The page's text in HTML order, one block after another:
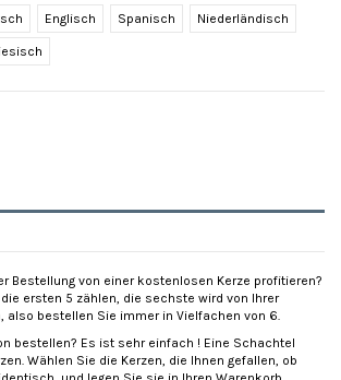
Englisch Spanisch Niederländisch
Bestellung von einer kostenlosen Kerze profitieren?
ersten 5 zählen, die sechste wird von Ihrer
also bestellen Sie immer in Vielfachen von 6.
bestellen? Es ist sehr einfach ! Eine Schachtel
Wählen Sie die Kerzen, die Ihnen gefallen, ob